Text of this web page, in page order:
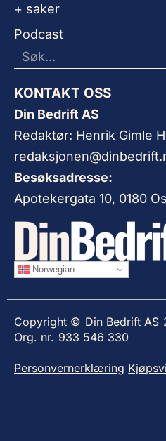
+ saker
Podcast
KONTAKT OSS
Din Bedrift AS
Redaktør: Henrik Gimle
Besøksadresse:
Apotekergata 10, 0180
Norwegian
Copyright © Din Bedrift AS
Org. nr. 933 546 330
Personvernerklæring